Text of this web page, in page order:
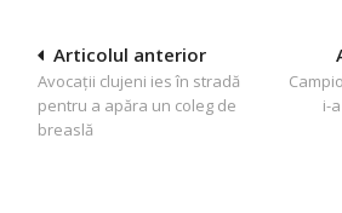
Navigare
în
articole
i-
Articolul anterior
Avocații clujeni ies în stradă
pentru a apăra un coleg de
breaslă